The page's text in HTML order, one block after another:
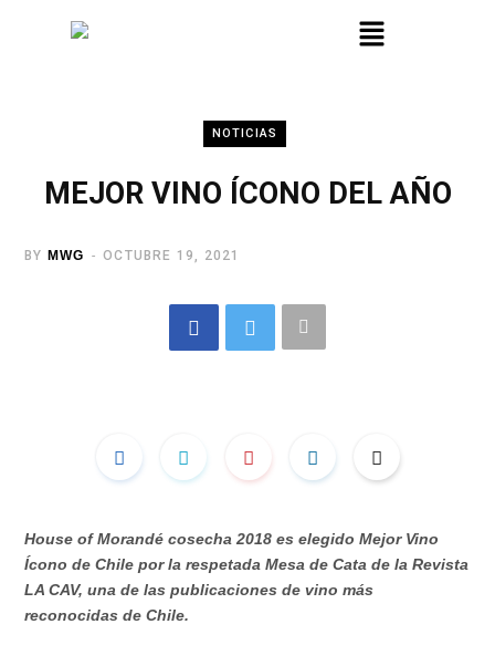
NOTICIAS
MEJOR VINO ÍCONO DEL AÑO
BY MWG OCTUBRE 19, 2021
House of Morandé cosecha 2018 es elegido Mejor Vino
Ícono de Chile por la respetada Mesa de Cata de la Revista
LA CAV, una de las publicaciones de vino más
reconocidas de Chile.